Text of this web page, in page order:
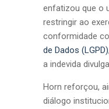
enfatizou que o
restringir ao
conformidade
de Dados (LGPD)
a indevida
Horn reforçou,
diálogo